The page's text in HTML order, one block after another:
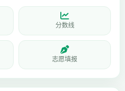
分数线
志愿填报